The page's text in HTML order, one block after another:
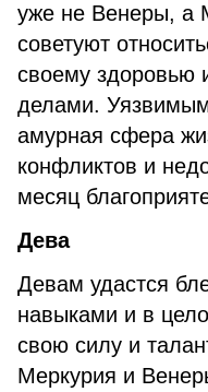
уже не Венеры, а
советуют
своему здоровью
делами.
амурная сфера
конфликтов и
месяц
Дева
Девам удастся
навыками и в
свою силу и
Меркурия и